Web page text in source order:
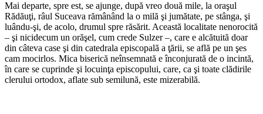
Mai departe, spre est, se ajunge, după vreo două mile, la oraşul
Rădăuţi, râul Suceava rămânând la o milă şi jumătate, pe stânga, şi
luându-şi, de acolo, drumul spre răsărit. Această localitate nenorocită
– şi nicidecum un orăşel, cum crede Sulzer –, care e alcătuită doar
din câteva case şi din catedrala episcopală a ţării, se află pe un şes
cam mocirlos. Mica biserică neînsemnată e înconjurată de o incintă,
în care se cuprinde şi locuinţa episcopului, care, ca şi toate clădirile
clerului ortodox, aflate sub semilună, este mizerabilă.